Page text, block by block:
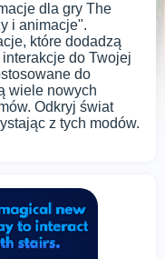
dla gry The
i animacje".
które dodadzą
do Twojej
do
wiele nowych
Odkryj świat
z tych modów.